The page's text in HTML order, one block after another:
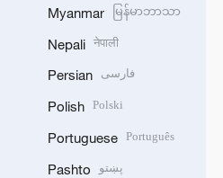
Myanmar မြန်မာဘာသာ
Nepali नेपाली
Persian فارسی
Polish Polski
Portuguese Português
Pashto پښتو